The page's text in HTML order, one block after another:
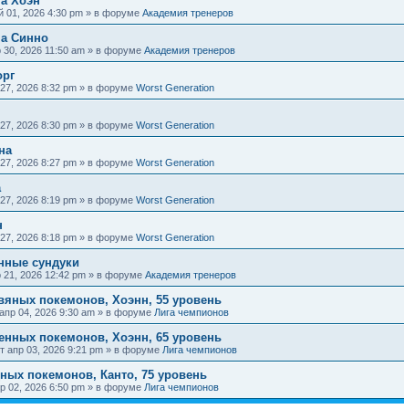
01, 2026 4:30 pm » в форуме Академия тренеров
Синно
30, 2026 11:50 am » в форуме Академия тренеров
2026 8:32 pm » в форуме Worst Generation
2026 8:30 pm » в форуме Worst Generation
2026 8:27 pm » в форуме Worst Generation
2026 8:19 pm » в форуме Worst Generation
2026 8:18 pm » в форуме Worst Generation
сундуки
21, 2026 12:42 pm » в форуме Академия тренеров
покемонов, Хоэнн, 55 уровень
04, 2026 9:30 am » в форуме Лига чемпионов
покемонов, Хоэнн, 65 уровень
апр 03, 2026 9:21 pm » в форуме Лига чемпионов
покемонов, Канто, 75 уровень
02, 2026 6:50 pm » в форуме Лига чемпионов